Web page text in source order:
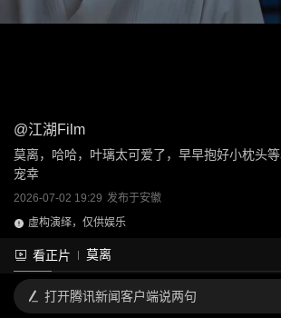
@江湖Film
莫离，哈哈，叶璃太可爱了，早早抱好小枕头
宠幸
2026-07-02 19:29 发布于安徽
虚构演绎，仅供娱乐
看正片 莫离
打开腾讯新闻客户端说两句